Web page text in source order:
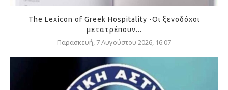
The Lexicon of Greek Hospitality -Οι ξενοδόχοι
μετατρέπουν...
Παρασκευή, 7 Αυγούστου 2026, 16:07